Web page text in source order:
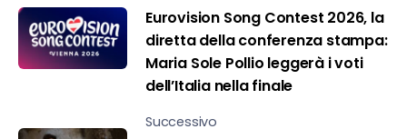
Eurovision Song Contest 2026, la
diretta della conferenza stampa:
Maria Sole Pollio leggerà i voti
dell’Italia nella finale
Successivo